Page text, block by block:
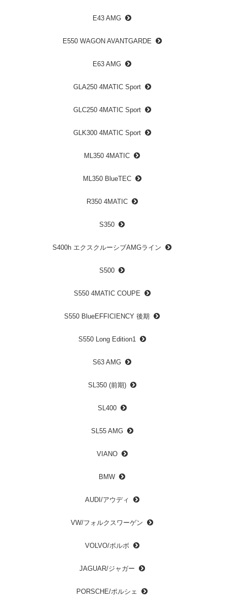
E43 AMG
E550 WAGON AVANTGARDE
E63 AMG
GLA250 4MATIC Sport
GLC250 4MATIC Sport
GLK300 4MATIC Sport
ML350 4MATIC
ML350 BlueTEC
R350 4MATIC
S350
S400h エクスクルーシブAMGライン
S500
S550 4MATIC COUPE
S550 BlueEFFICIENCY 後期
S550 Long Edition1
S63 AMG
SL350 (前期)
SL400
SL55 AMG
VIANO
BMW
AUDI/アウディ
VW/フォルクスワーゲン
VOLVO/ボルボ
JAGUAR/ジャガー
PORSCHE/ポルシェ